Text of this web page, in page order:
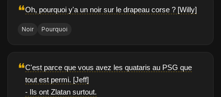
❝Oh, pourquoi y'a un noir sur le drapeau corse ? [Willy]
Noir Pourquoi
❝C'est parce que vous avez les quataris au PSG que
tout est permi. [Jeff]
- Ils ont Zlatan surtout.